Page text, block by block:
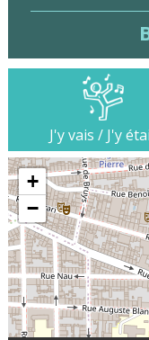
J'y vais / J'y
+
−